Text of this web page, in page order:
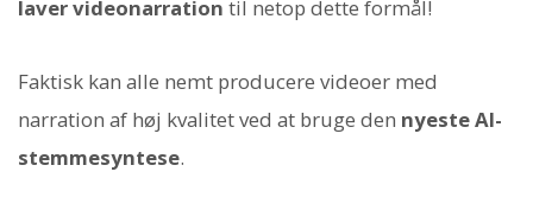
laver videonarration til netop dette formål!
Faktisk kan alle nemt producere videoer med
narration af høj kvalitet ved at bruge den nyeste AI-
stemmesyntese.